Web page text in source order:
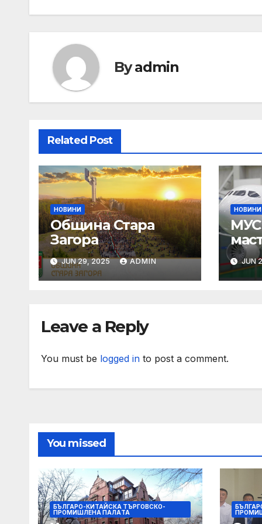
Byadmin
Related Post
НОВИНИ
Община Стара
Загора
JUN 29, 2025 ADMIN
НОВИНИ
МУС
JUN
Leave a Reply
You must be logged in to post a comment.
You missed
БЪЛГАРО-КИТАЙСКА ТЪРГОВСКО-
ПРОМИШЛЕНА ПАЛAТА